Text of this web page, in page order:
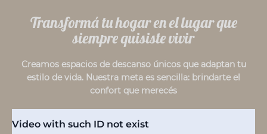
Transformá tu hogar en el lugar que
siempre quisiste vivir
Creamos espacios de descanso únicos que adaptan tu
estilo de vida. Nuestra meta es sencilla: brindarte el
confort que merecés